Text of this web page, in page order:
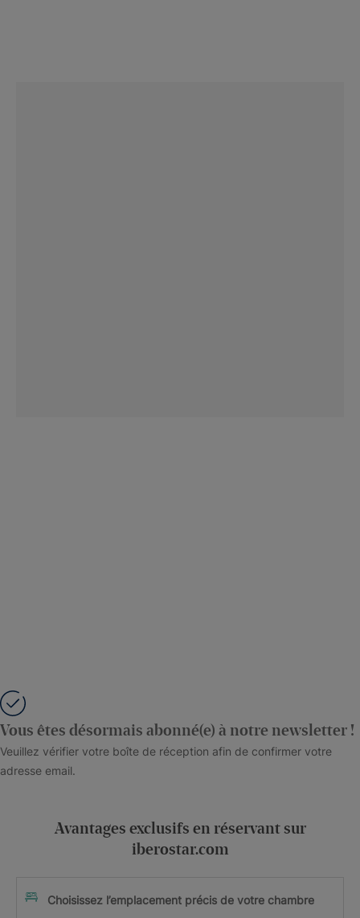
Vous êtes désormais abonné(e) à notre newsletter !
Veuillez vérifier votre boîte de réception afin de confirmer votre
adresse email.
Avantages exclusifs en réservant sur
iberostar.com
Choisissez l’emplacement précis de votre chambre